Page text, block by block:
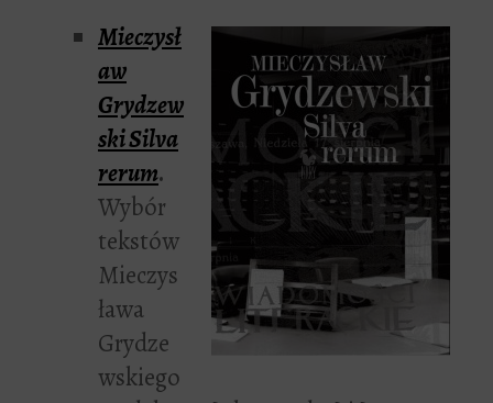
Mieczysł
aw
Grydzew
skiSilva
rerum.
Wybór
tekstów
Mieczys
ława
Grydze
wskiego